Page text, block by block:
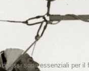
essi sono essenziali per